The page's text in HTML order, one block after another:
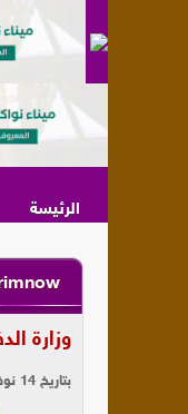
الرئيسة
وزارة
بتاريخ 14 نوفمبر, 2020